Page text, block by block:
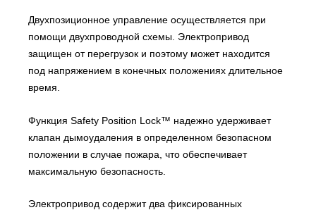
Двухпозиционное управление осуществляется при
помощи двухпроводной схемы. Электропривод
защищен от перегрузок и поэтому может находится
под напряжением в конечных положениях длительное
время.
Функция Safety Position Lock™ надежно удерживает
клапан дымоудаления в определенном безопасном
положении в случае пожара, что обеспечивает
максимальную безопасность.
Электропривод содержит два фиксированных